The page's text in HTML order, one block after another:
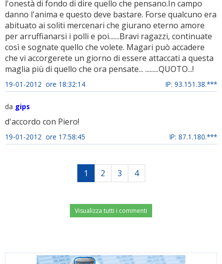
l'onestà di fondo di dire quello che pensano.In campo
danno l'anima e questo deve bastare. Forse qualcuno era
abituato ai soliti mercenari che giurano eterno amore
per arruffianarsi i polli e poi.......Bravi ragazzi, continuate
così e sognate quello che volete. Magari può accadere
che vi accorgerete un giorno di essere attaccati a questa
maglia più di quello che ora pensate... .........QUOTO...!
19-01-2012 ore 18:32:14 IP: 93.151.38.***
da gips
d'accordo con Piero!
19-01-2012 ore 17:58:45 IP: 87.1.180.***
1 2 3 4
Visualizza tutti i commenti